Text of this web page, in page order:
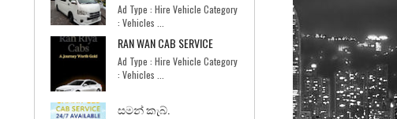
Ad Type : Hire Vehicle Category
: Vehicles ...
RAN WAN CAB SERVICE
Ad Type : Hire Vehicle Category
: Vehicles ...
සමන් කැබ්.